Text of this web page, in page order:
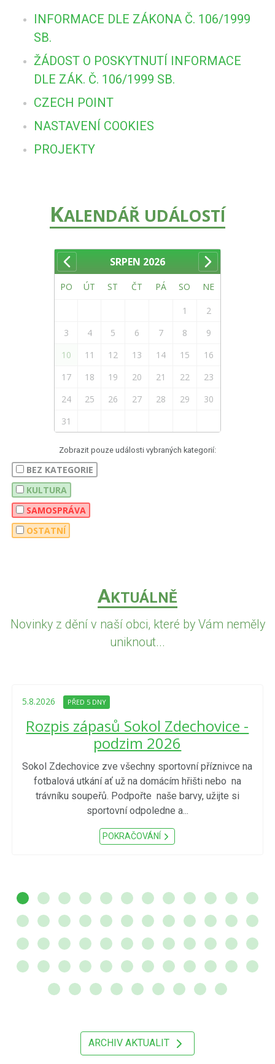
INFORMACE DLE ZÁKONA Č. 106/1999
SB.
ŽÁDOST O POSKYTNUTÍ INFORMACE
DLE ZÁK. Č. 106/1999 SB.
CZECH POINT
NASTAVENÍ COOKIES
PROJEKTY
KALENDÁŘ UDÁLOSTÍ
SRPEN 2026
PO ÚT ST ČT PÁ SO NE
1
2
3
4 5 6 7 8
9
10
11 12 13 14 15
16
17
18 19 20 21 22
23
24
25 26 27 28 29
30
31
Zobrazit pouze události vybraných kategorií:
BEZ KATEGORIE
KULTURA
SAMOSPRÁVA
OSTATNÍ
AKTUÁLNĚ
Novinky z dění v naší obci, které by Vám neměly
uniknout...
5.8.2026 PŘED 5 DNY
Rozpis zápasů Sokol Zdechovice -
podzim 2026
Sokol Zdechovice zve všechny sportovní příznivce na
fotbalová utkání ať už na domácím hřišti nebo na
trávníku soupeřů. Podpořte naše barvy, užijte si
sportovní odpoledne a...
POKRAČOVÁNÍ
ARCHIV AKTUALIT